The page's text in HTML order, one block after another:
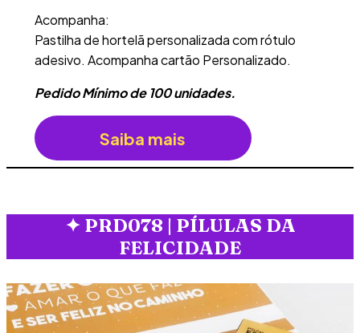
Acompanha:
Pastilha de hortelã personalizada com rótulo
adesivo. Acompanha cartão Personalizado.
Pedido Mínimo de 100 unidades.
Saiba mais
✦PRD078 | PÍLULAS DA
FELICIDADE